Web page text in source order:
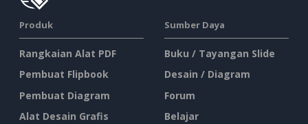
Produk
Rangkaian Alat PDF
Pembuat Flipbook
Pembuat Diagram
Alat Desain Grafis
Sumber Daya
Buku / Tayangan Slide
Desain / Diagram
Forum
Belajar